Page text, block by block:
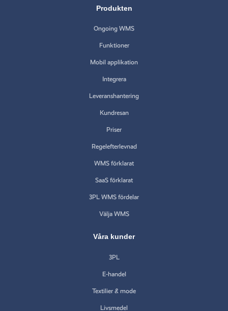
Produkten
Ongoing WMS
Funktioner
Mobil applikation
Integrera
Leveranshantering
Kundresan
Priser
Regelefterlevnad
WMS förklarat
SaaS förklarat
3PL WMS fördelar
Välja WMS
Våra kunder
3PL
E-handel
Textilier & mode
Livsmedel